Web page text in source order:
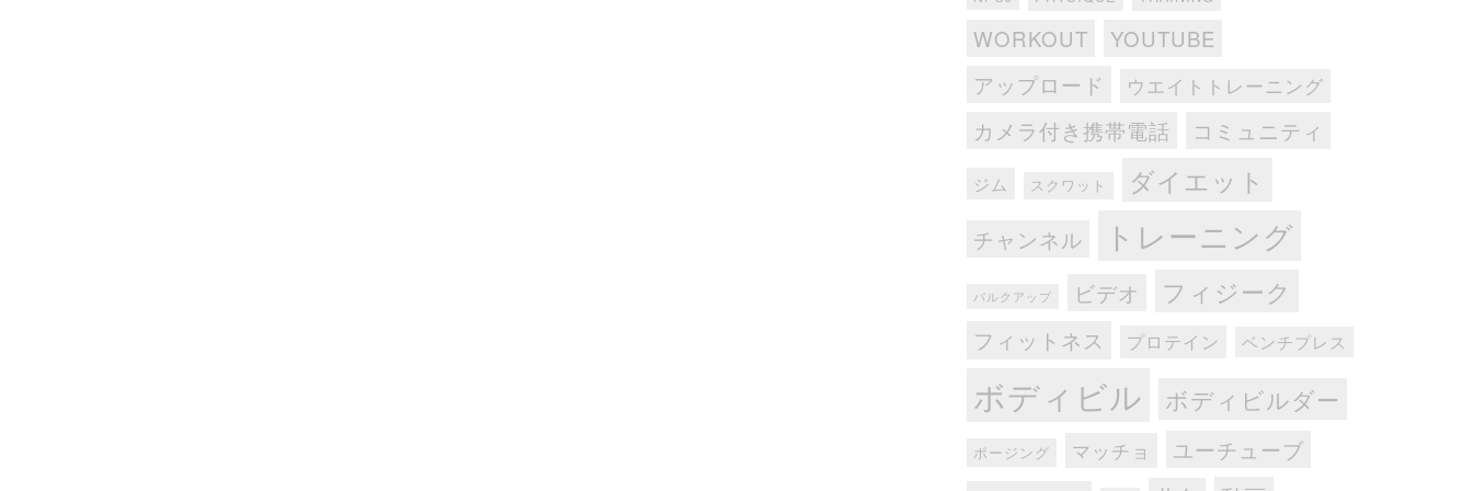
WORKOUT
YOUTUBE
アップロード
ウエイトトレーニング
カメラ付き携帯電話 コミュニティ
ジム スクワット ダイエット
チャンネル トレーニング
バルクアップ ビデオ フィジーク
フィットネス プロテイン ベンチプレス
ボディビル ボディビルダー
ポージング マッチョ ユーチューブ